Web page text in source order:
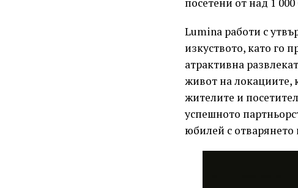
посетени от над 1 000
Lumina работи с
изкуството, като го
атрактивна
живот на локациите,
жителите и
успешното
юбилей с отварянето